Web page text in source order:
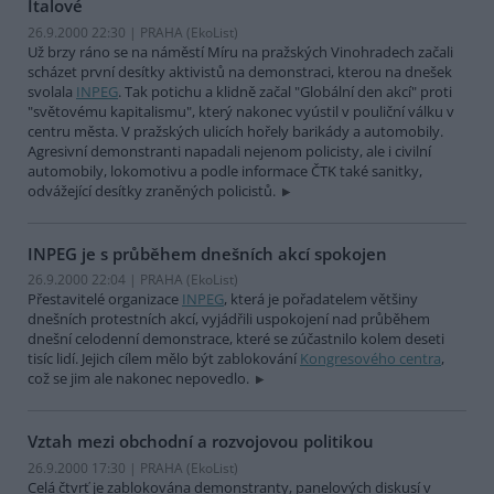
Italové
26.9.2000 22:30 | PRAHA (EkoList)
Už brzy ráno se na náměstí Míru na pražských Vinohradech začali
scházet první desítky aktivistů na demonstraci, kterou na dnešek
svolala INPEG. Tak potichu a klidně začal "Globální den akcí" proti
"světovému kapitalismu", který nakonec vyústil v pouliční válku v
centru města. V pražských ulicích hořely barikády a automobily.
Agresivní demonstranti napadali nejenom policisty, ale i civilní
automobily, lokomotivu a podle informace ČTK také sanitky,
odvážející desítky zraněných policistů.
INPEG je s průběhem dnešních akcí spokojen
26.9.2000 22:04 | PRAHA (EkoList)
Přestavitelé organizace INPEG, která je pořadatelem většiny
dnešních protestních akcí, vyjádřili uspokojení nad průběhem
dnešní celodenní demonstrace, které se zúčastnilo kolem deseti
tisíc lidí. Jejich cílem mělo být zablokování Kongresového centra,
což se jim ale nakonec nepovedlo.
Vztah mezi obchodní a rozvojovou politikou
26.9.2000 17:30 | PRAHA (EkoList)
Celá čtvrť je zablokována demonstranty, panelových diskusí v